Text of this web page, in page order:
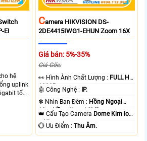
EI
hệ
uplink
tốc
CAmera HIKVISION DS-
2DE4415IWG1-EHUN Zoom 16X
Giá bán: 5%-35%
Giá Gốc:
️👀 Hình Ành Chất Lượng : FULL HD
1080P .
🤖️ Công Nghệ :
IP.
❃ Nhìn Ban Đêm : Hồng Ngoại
10m Hồng Ngoại SMD.
👑 Cấu Tạo Camera Dome Kim loại
+ Nhựa.
️💮 Ưu Điểm :Thu Âm.